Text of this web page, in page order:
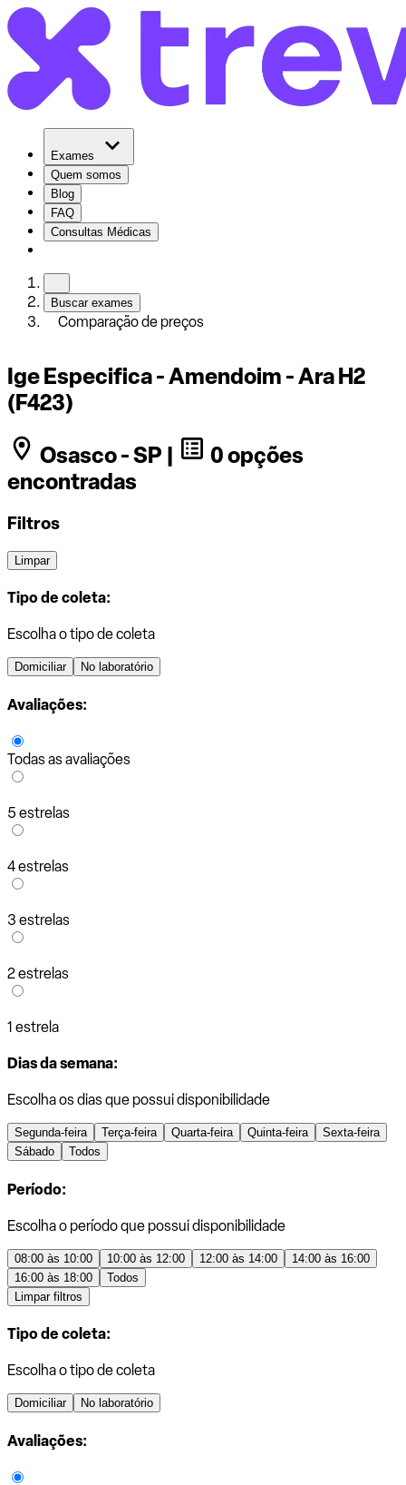
Exames
Quem somos
Blog
FAQ
Consultas Médicas
Buscar exames
Comparação de preços
Ige Especifica - Amendoim - Ara H2
(F423)
Osasco - SP |
0 opções
encontradas
Filtros
Limpar
Tipo de coleta:
Escolha o tipo de coleta
Domiciliar No laboratório
Avaliações:
Todas as avaliações
5 estrelas
4 estrelas
3 estrelas
2 estrelas
1 estrela
Dias da semana:
Escolha os dias que possui disponibilidade
Segunda-feira Terça-feira Quarta-feira Quinta-feira
Sexta-feira
Sábado
Todos
Período:
Escolha o período que possui disponibilidade
08:00 às 10:00 10:00 às 12:00 12:00 às 14:00
14:00 às 16:00
16:00 às 18:00
Todos
Limpar filtros
Tipo de coleta:
Escolha o tipo de coleta
Domiciliar No laboratório
Avaliações: